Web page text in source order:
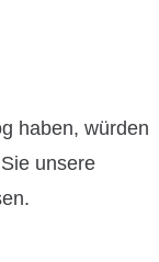
haben, würden
unsere